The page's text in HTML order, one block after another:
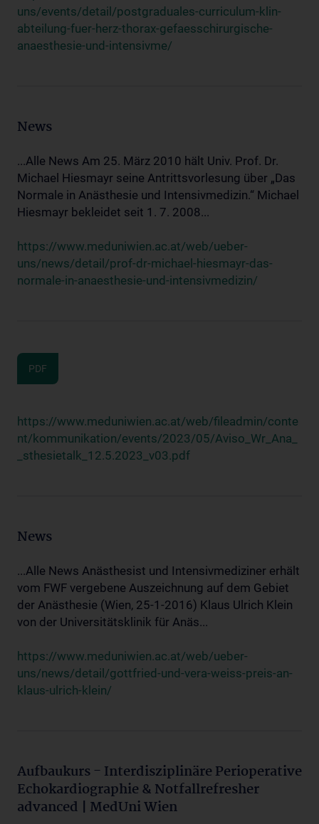
uns/events/detail/postgraduales-curriculum-klin-
abteilung-fuer-herz-thorax-gefaesschirurgische-
anaesthesie-und-intensivme/
News
...Alle News Am 25. März 2010 hält Univ. Prof. Dr.
Michael Hiesmayr seine Antrittsvorlesung über „Das
Normale in Anästhesie und Intensivmedizin.“ Michael
Hiesmayr bekleidet seit 1. 7. 2008...
https://www.meduniwien.ac.at/web/ueber-
uns/news/detail/prof-dr-michael-hiesmayr-das-
normale-in-anaesthesie-und-intensivmedizin/
PDF
https://www.meduniwien.ac.at/web/fileadmin/conte
nt/kommunikation/events/2023/05/Aviso_Wr_Ana_
_sthesietalk_12.5.2023_v03.pdf
News
...Alle News Anästhesist und Intensivmediziner erhält
vom FWF vergebene Auszeichnung auf dem Gebiet
der Anästhesie (Wien, 25-1-2016) Klaus Ulrich Klein
von der Universitätsklinik für Anäs...
https://www.meduniwien.ac.at/web/ueber-
uns/news/detail/gottfried-und-vera-weiss-preis-an-
klaus-ulrich-klein/
Aufbaukurs - Interdisziplinäre Perioperative
Echokardiographie & Notfallrefresher
advanced | MedUni Wien